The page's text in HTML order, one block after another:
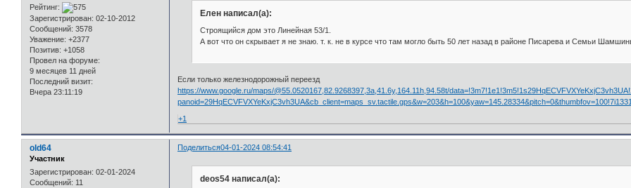
Рейтинг:
Зарегистрирован: 02-10-2012
Сообщений: 3578
Уважение: +2377
Позитив: +1058
Провел на форуме:
9 месяцев 11 дней
Последний визит:
Вчера 23:11:19
Елен написал(а):
Строящийся дом это Линейная 53/1.
А вот что он скрывает я не знаю. т. к. не в курсе что там могло быть 50 лет назад в районе Писарева и Семьи
Если только железнодорожный переезд
https://www.google.ru/maps/@55.0520167,82.9268397,3a,41.6y,164.11h,94.58t/
+1
Поделиться04-01-2024 08:54:41
old64
Участник
Зарегистрирован: 02-01-2024
Сообщений: 11
deos54 написал(а):